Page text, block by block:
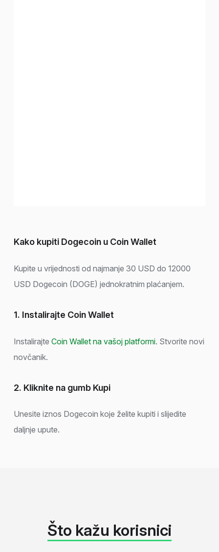
Kako kupiti Dogecoin u Coin Wallet
Kupite u vrijednosti od najmanje 30 USD do 12000
USD Dogecoin (DOGE) jednokratnim plaćanjem.
1. Instalirajte Coin Wallet
Instalirajte Coin Wallet na vašoj platformi. Stvorite novi
novčanik.
2. Kliknite na gumb Kupi
Unesite iznos Dogecoin koje želite kupiti i slijedite
daljnje upute.
Što kažu korisnici